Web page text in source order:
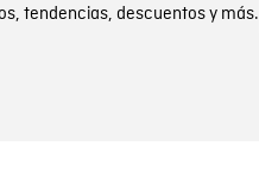
tendencias, descuentos y más.